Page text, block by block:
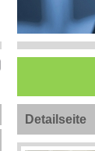
Detailseite